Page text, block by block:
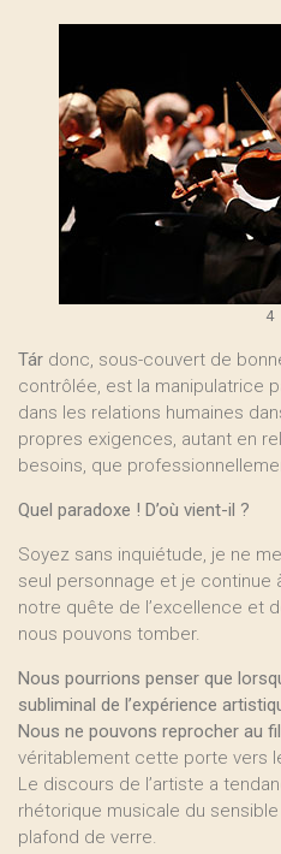
4
Tár donc, sous-couvert de
contrôlée, est la manipulatrice
dans les relations humaines
propres exigences, autant en
besoins, que
Quel paradoxe ! D’où vient-il ?
Soyez sans inquiétude, je ne
seul personnage et je continue
notre quête de l’excellence et
nous pouvons tomber.
Nous pourrions penser que
subliminal de l’expérience
Nous ne pouvons reprocher au
véritablement cette porte vers
Le discours de l’artiste a
rhétorique musicale du
plafond de verre.